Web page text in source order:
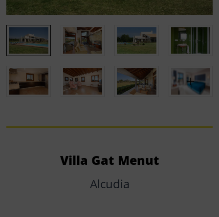
Villa Gat Menut
Alcudia